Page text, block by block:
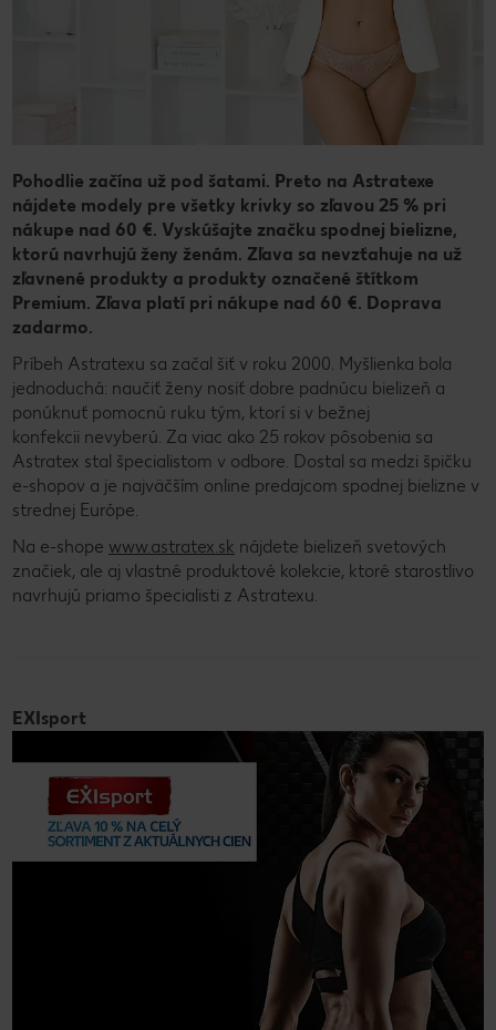
Pohodlie začína už pod šatami. Preto na Astratexe
nájdete modely pre všetky krivky so zľavou 25 % pri
nákupe nad 60 €. Vyskúšajte značku spodnej bielizne,
ktorú navrhujú ženy ženám. Zľava sa nevzťahuje na už
zľavnené produkty a produkty označené štítkom
Premium. Zľava platí pri nákupe nad 60 €. Doprava
zadarmo.
Príbeh Astratexu sa začal šiť v roku 2000. Myšlienka bola
jednoduchá: naučiť ženy nosiť dobre padnúcu bielizeň a
ponúknuť pomocnú ruku tým, ktorí si v bežnej
konfekcii nevyberú. Za viac ako 25 rokov pôsobenia sa
Astratex stal špecialistom v odbore. Dostal sa medzi špičku
e-shopov a je najväčším online predajcom spodnej bielizne v
strednej Európe.
Na e-shope www.astratex.sk nájdete bielizeň svetových
značiek, ale aj vlastné produktové kolekcie, ktoré starostlivo
navrhujú priamo špecialisti z Astratexu.
EXIsport